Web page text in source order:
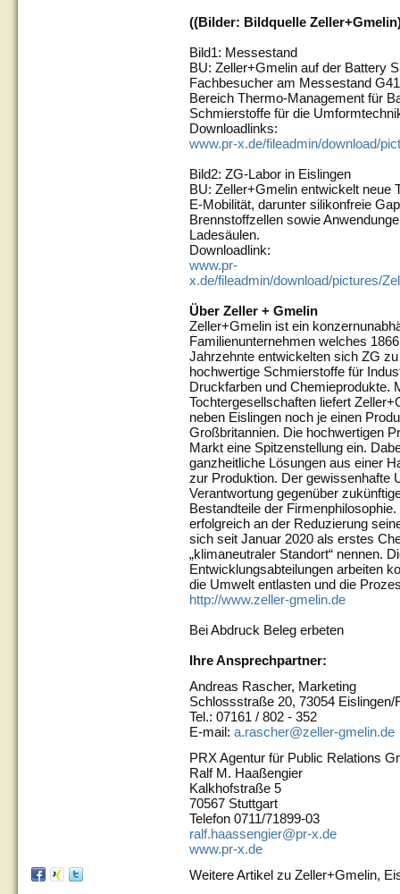
((Bilder: Bildquelle
Bild1: Messestand
BU: Zeller+Gmelin auf der Battery
Fachbesucher am Messestand
Bereich Thermo-Management für
Schmierstoffe für die
Downloadlinks:
www.pr-x.de/fileadmin/download/
Bild2: ZG-Labor in Eislingen
BU: Zeller+Gmelin entwickelt neue
E-Mobilität, darunter silikonfreie
Brennstoffzellen sowie
Ladesäulen.
Downloadlink:
www.pr-
x.de/fileadmin/download/pictures/
Über Zeller + Gmelin
Zeller+Gmelin ist ein
Familienunternehmen welches
Jahrzehnte entwickelten sich ZG
hochwertige Schmierstoffe für
Druckfarben und Chemieprodukte.
Tochtergesellschaften liefert
neben Eislingen noch je einen
Großbritannien. Die hochwertigen
Markt eine Spitzenstellung ein.
ganzheitliche Lösungen aus einer
zur Produktion. Der gewissenhafte
Verantwortung gegenüber
Bestandteile der
erfolgreich an der Reduzierung
sich seit Januar 2020 als erstes
„klimaneutraler Standort“ nennen.
Entwicklungsabteilungen arbeiten
die Umwelt entlasten und die
http://www.zeller-gmelin.de
Bei Abdruck Beleg erbeten
Ihre Ansprechpartner:
Andreas Rascher, Marketing
Schlossstraße 20, 73054 Eislingen/
Tel.: 07161 / 802 - 352
E-mail: a.rascher@zeller-gmelin.de
PRX Agentur für Public Relations
Ralf M. Haaßengier
Kalkhofstraße 5
70567 Stuttgart
Telefon 0711/71899-03
ralf.haassengier@pr-x.de
www.pr-x.de
Weitere Artikel zu Zeller+Gmelin,